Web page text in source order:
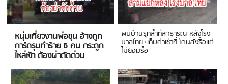
หนุ่มเที่ยวงานพ่อขุน อ้างถูก
การ์ดรุมทำร้าย 6 คน กระดูก
ไหล่หัก ต้องผ่าตัดด่วน
พบบ้านรุกล้ำที่สาธารณะหลังโรง
บาลไทย+เก็บค่าเช่าที่ โดนสั่งรื้อแต่
ไม่ยอมรื้อ